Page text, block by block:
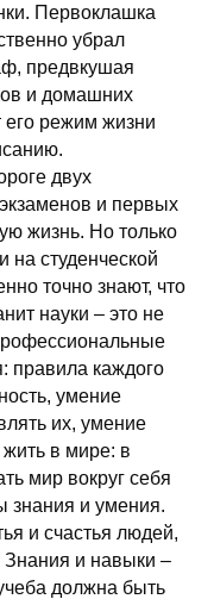
Первоклашка
убрал
предвкушая
и домашних
его режим жизни
двух
и первых
жизнь. Но только
на студенческой
точно знают, что
науки – это не
правила каждого
умение
их, умение
жить в мире: в
мир вокруг себя
знания и умения.
и счастья людей,
Знания и навыки –
должна быть